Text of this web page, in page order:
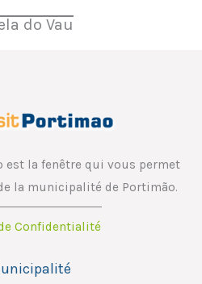
do Vau
est la fenêtre qui vous permet
la municipalité de Portimão.
Confidentialité